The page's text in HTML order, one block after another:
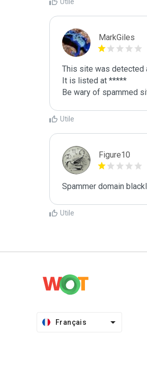
MarkGiles
This site was detected
It is listed at *****
Be wary of spammed
Utile
Figure10
Spammer domain
Utile
Français